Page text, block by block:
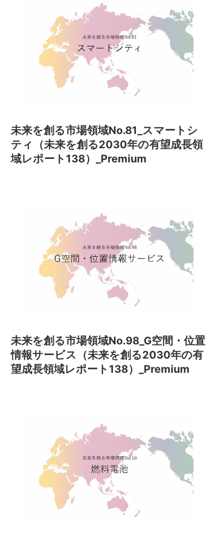
未来を創る市場領域No.81_スマートシ
ティ（未来を創る2030年の有望成長領
域レポート138）_Premium
未来を創る市場領域No.98_G空間・位置
情報サービス（未来を創る2030年の有
望成長領域レポート138）_Premium